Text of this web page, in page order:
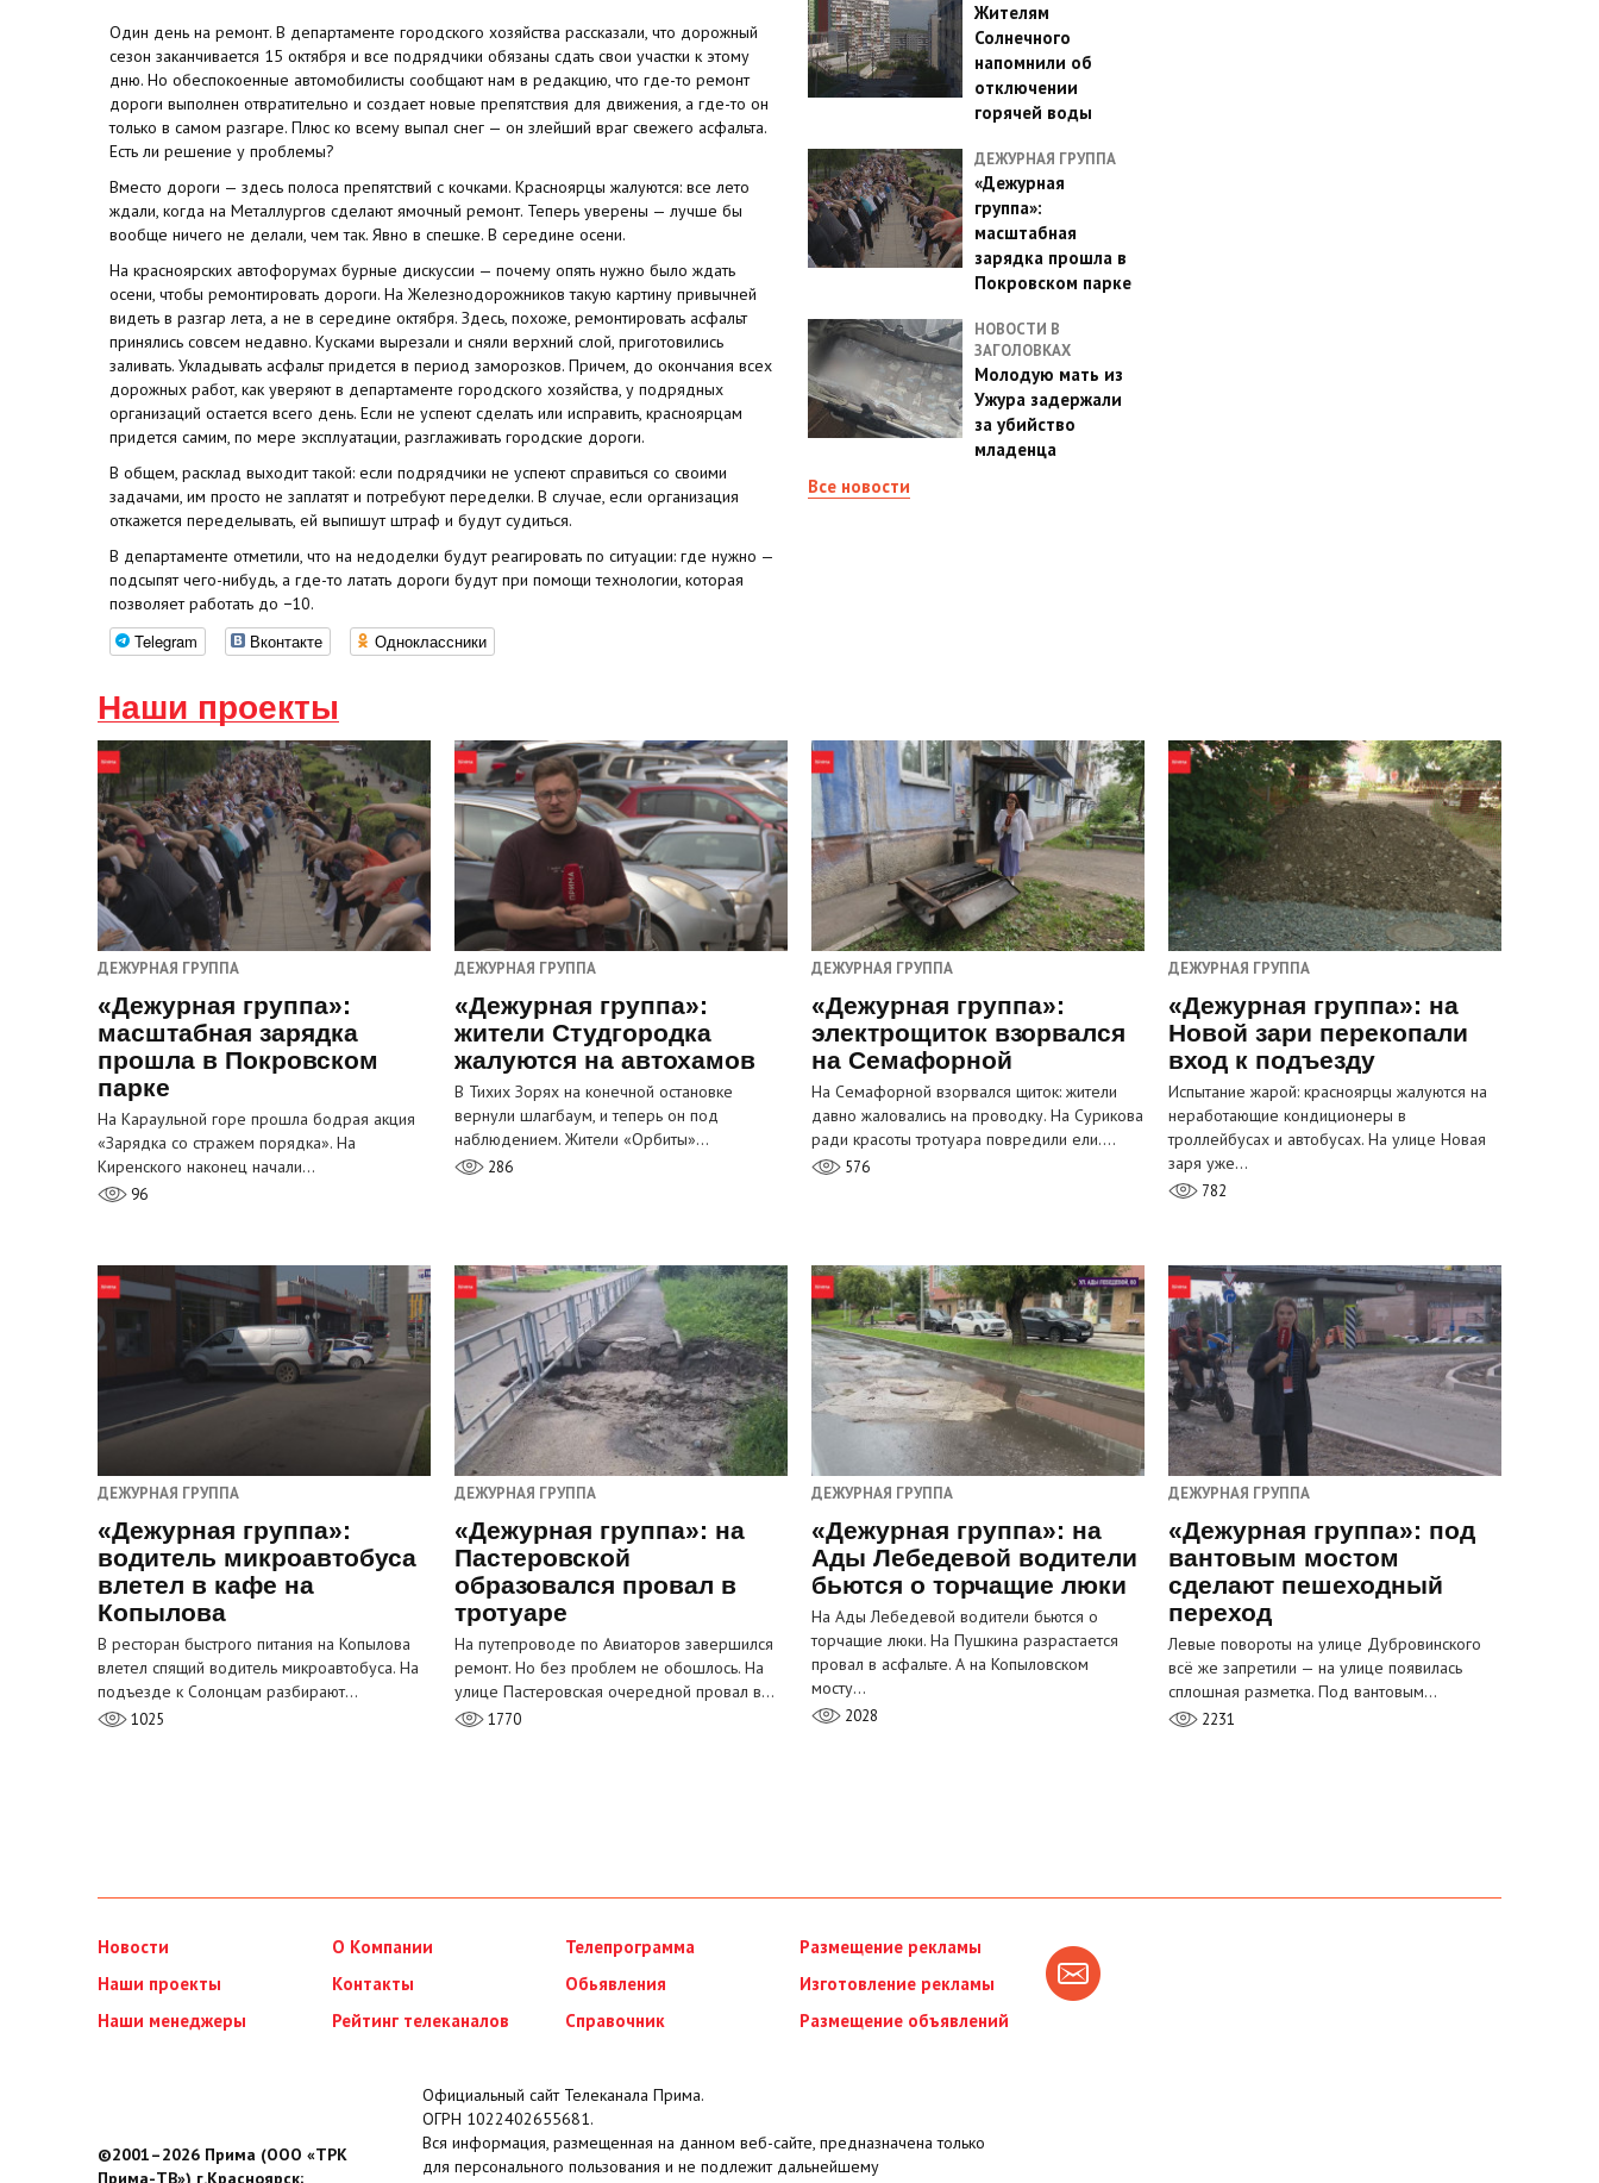
Один день на ремонт. В департаменте городского хозяйства рассказали, что дорожный
сезон заканчивается 15 октября и все подрядчики обязаны сдать свои участки к этому
дню. Но обеспокоенные автомобилисты сообщают нам в редакцию, что где-то ремонт
дороги выполнен отвратительно и создает новые препятствия для движения, а где-то он
только в самом разгаре. Плюс ко всему выпал снег — он злейший враг свежего асфальта.
Есть ли решение у проблемы?
Вместо дороги — здесь полоса препятствий с кочками. Красноярцы жалуются: все лето
ждали, когда на Металлургов сделают ямочный ремонт. Теперь уверены — лучше бы
вообще ничего не делали, чем так. Явно в спешке. В середине осени.
На красноярских автофорумах бурные дискуссии — почему опять нужно было ждать
осени, чтобы ремонтировать дороги. На Железнодорожников такую картину привычней
видеть в разгар лета, а не в середине октября. Здесь, похоже, ремонтировать асфальт
принялись совсем недавно. Кусками вырезали и сняли верхний слой, приготовились
заливать. Укладывать асфальт придется в период заморозков. Причем, до окончания всех
дорожных работ, как уверяют в департаменте городского хозяйства, у подрядных
организаций остается всего день. Если не успеют сделать или исправить, красноярцам
придется самим, по мере эксплуатации, разглаживать городские дороги.
В общем, расклад выходит такой: если подрядчики не успеют справиться со своими
задачами, им просто не заплатят и потребуют переделки. В случае, если организация
откажется переделывать, ей выпишут штраф и будут судиться.
В департаменте отметили, что на недоделки будут реагировать по ситуации: где нужно —
подсыпят чего-нибудь, а где-то латать дороги будут при помощи технологии, которая
позволяет работать до −10.
Telegram Вконтакте Одноклассники
Жителям
Солнечного
напомнили об
отключении
горячей воды
ДЕЖУРНАЯ ГРУППА
«Дежурная
группа»:
масштабная
зарядка прошла в
Покровском парке
НОВОСТИ В
ЗАГОЛОВКАХ
Молодую мать из
Ужура задержали
за убийство
младенца
Все новости
Наши проекты
ДЕЖУРНАЯ ГРУППА
«Дежурная группа»:
масштабная зарядка
прошла в Покровском
парке
На Караульной горе прошла бодрая акция
«Зарядка со стражем порядка». На
Киренского наконец начали…
96
ДЕЖУРНАЯ ГРУППА
«Дежурная группа»:
жители Студгородка
жалуются на автохамов
В Тихих Зорях на конечной остановке
вернули шлагбаум, и теперь он под
наблюдением. Жители «Орбиты»…
286
ДЕЖУРНАЯ ГРУППА
«Дежурная группа»:
электрощиток взорвался
на Семафорной
На Семафорной взорвался щиток: жители
давно жаловались на проводку. На Сурикова
ради красоты тротуара повредили ели.…
576
ДЕЖУРНАЯ ГРУППА
«Дежурная группа»: на
Новой зари перекопали
вход к подъезду
Испытание жарой: красноярцы жалуются на
неработающие кондиционеры в
троллейбусах и автобусах. На улице Новая
заря уже…
782
ДЕЖУРНАЯ ГРУППА
«Дежурная группа»:
водитель микроавтобуса
влетел в кафе на
Копылова
В ресторан быстрого питания на Копылова
влетел спящий водитель микроавтобуса. На
подъезде к Солонцам разбирают…
1025
ДЕЖУРНАЯ ГРУППА
«Дежурная группа»: на
Пастеровской
образовался провал в
тротуаре
На путепроводе по Авиаторов завершился
ремонт. Но без проблем не обошлось. На
улице Пастеровская очередной провал в…
1770
ДЕЖУРНАЯ ГРУППА
«Дежурная группа»: на
Ады Лебедевой водители
бьются о торчащие люки
На Ады Лебедевой водители бьются о
торчащие люки. На Пушкина разрастается
провал в асфальте. А на Копыловском
мосту…
2028
ДЕЖУРНАЯ ГРУППА
«Дежурная группа»: под
вантовым мостом
сделают пешеходный
переход
Левые повороты на улице Дубровинского
всё же запретили — на улице появилась
сплошная разметка. Под вантовым…
2231
Новости
Наши проекты
Наши менеджеры
О Компании
Контакты
Рейтинг телеканалов
Телепрограмма
Обьявления
Справочник
Размещение рекламы
Изготовление рекламы
Размещение объявлений
©2001–2026 Прима (ООО «ТРК
Прима-ТВ») г.Красноярск;
Официальный сайт Телеканала Прима.
ОГРН 1022402655681.
Вся информация, размещенная на данном веб-сайте, предназначена только
для персонального пользования и не подлежит дальнейшему